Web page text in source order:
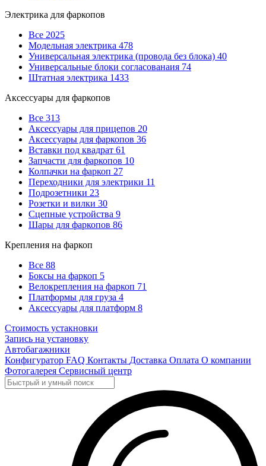
Электрика для фаркопов
Все 2025
Модельная электрика 478
Универсальная электрика (провода без блока) 40
Универсальные блоки согласованаия 74
Штатная электрика 1433
Аксессуары для фаркопов
Все 313
Аксессуары для прицепов 20
Аксессуары для фаркопов 36
Вставки под квадрат 61
Запчасти для фаркопов 10
Колпачки на фаркоп 27
Переходники для электрики 11
Подрозетники 23
Розетки и вилки 30
Сцепные устройства 9
Шары для фаркопов 86
Крепления на фаркоп
Все 88
Боксы на фаркоп 5
Велокрепления на фаркоп 71
Платформы для груза 4
Аксессуары для платформ 8
Стоимость устакновки
Запись на установку
Автобагажники
Конфигуратор FAQ Контакты Доставка Оплата О компании
Фотогалерея Сервисный центр